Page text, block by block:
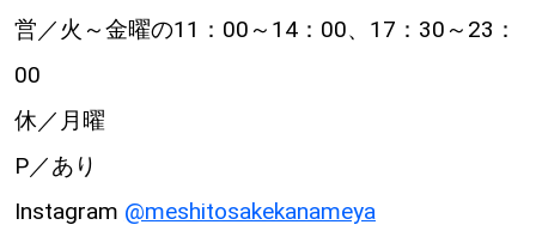
営／火～金曜の11：00～14：00、17：30～23：
00
休／月曜
P／あり
Instagram @meshitosakekanameya